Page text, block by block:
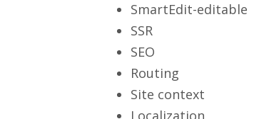
SmartEdit-editable
SSR
SEO
Routing
Site context
Localization